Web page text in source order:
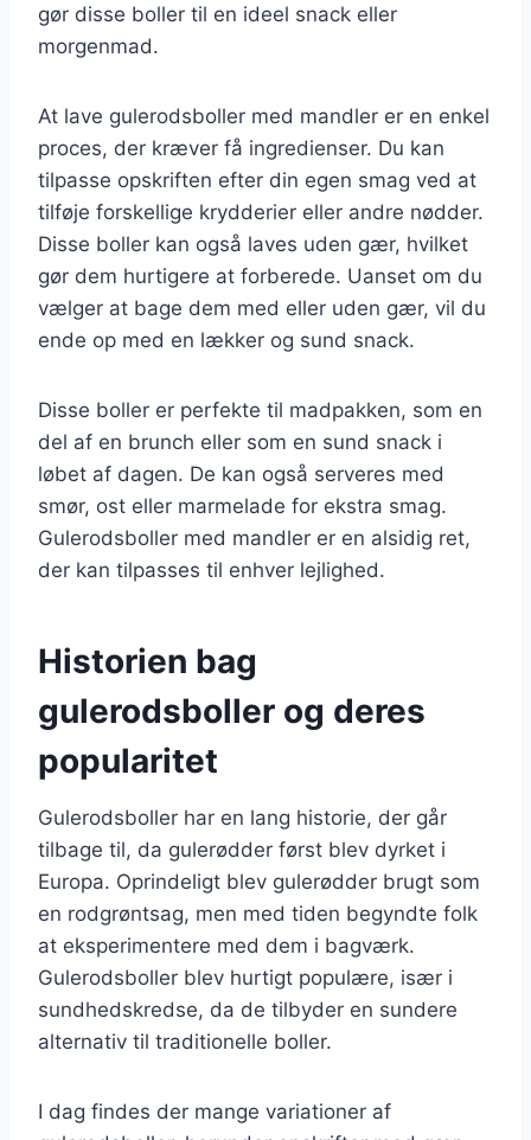
gør disse boller til en ideel snack eller
morgenmad.
At lave gulerodsboller med mandler er en enkel
proces, der kræver få ingredienser. Du kan
tilpasse opskriften efter din egen smag ved at
tilføje forskellige krydderier eller andre nødder.
Disse boller kan også laves uden gær, hvilket
gør dem hurtigere at forberede. Uanset om du
vælger at bage dem med eller uden gær, vil du
ende op med en lækker og sund snack.
Disse boller er perfekte til madpakken, som en
del af en brunch eller som en sund snack i
løbet af dagen. De kan også serveres med
smør, ost eller marmelade for ekstra smag.
Gulerodsboller med mandler er en alsidig ret,
der kan tilpasses til enhver lejlighed.
Historien bag
gulerodsboller og deres
popularitet
Gulerodsboller har en lang historie, der går
tilbage til, da gulerødder først blev dyrket i
Europa. Oprindeligt blev gulerødder brugt som
en rodgrøntsag, men med tiden begyndte folk
at eksperimentere med dem i bagværk.
Gulerodsboller blev hurtigt populære, især i
sundhedskredse, da de tilbyder en sundere
alternativ til traditionelle boller.
I dag findes der mange variationer af